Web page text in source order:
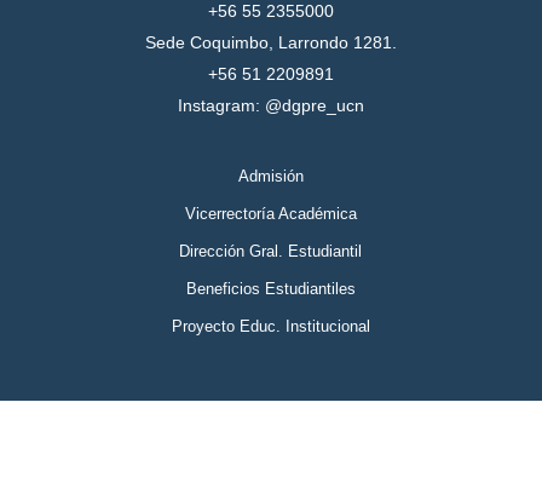
+56 55 2355000
Sede Coquimbo, Larrondo 1281.
+56 51 2209891
Instagram: @dgpre_ucn
Admisión
Vicerrectoría Académica
Dirección Gral. Estudiantil
Beneficios Estudiantiles
Proyecto Educ. Institucional